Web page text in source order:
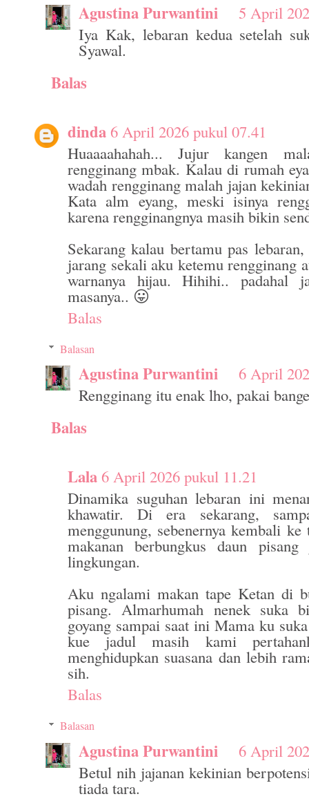
Agustina Purwantini
5 April
Iya Kak, lebaran kedua setelah
Syawal.
Balas
dinda 6 April 2026 pukul 07.41
Huaaaahahah... Jujur kangen
rengginang mbak. Kalau di rumah
wadah rengginang malah jajan
Kata alm eyang, meski isinya
karena rengginangnya masih bikin
Sekarang kalau bertamu pas
jarang sekali aku ketemu rengginang
warnanya hijau. Hihihi.. padahal
masanya.. 😛
Balas
Balasan
Agustina Purwantini
6 April
Rengginang itu enak lho, pakai
Balas
Lala 6 April 2026 pukul 11.21
Dinamika suguhan lebaran ini
khawatir. Di era sekarang,
menggunung, sebenernya kembali
makanan berbungkus daun
lingkungan.
Aku ngalami makan tape Ketan di
pisang. Almarhumah nenek suka
goyang sampai saat ini Mama ku
kue jadul masih kami
menghidupkan suasana dan lebih
sih.
Balas
Balasan
Agustina Purwantini
6 April
Betul nih jajanan kekinian
tiada tara.